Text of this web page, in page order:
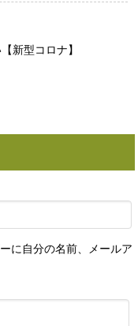
新型コロナ】
に自分の名前、メールア